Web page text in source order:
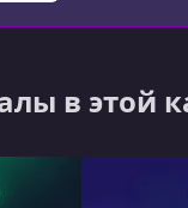
в этой